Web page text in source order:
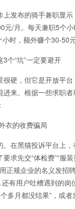
发布的骑手兼职显示
元/月。每天兼职5个
时，额外赚个30-50元
“坑”一定要避开
硬，但它是开放平台
进来。根据一些求职
衣的收费骗局
在黑猫投诉平台上，
求先交“体检费”“服
正规企业的名义发招
有用户吐槽遇到的岗
多月都没结果”，或者